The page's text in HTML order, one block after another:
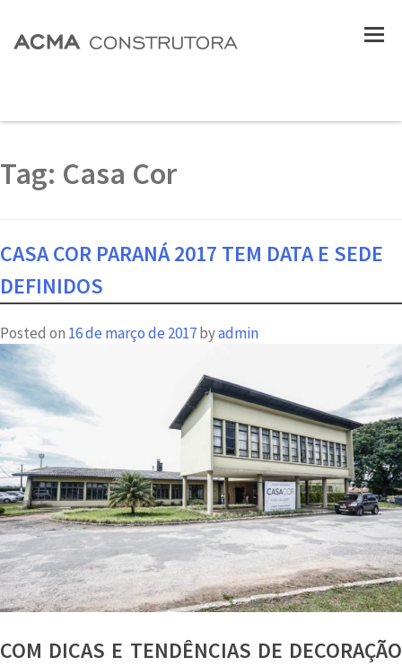
Tag: Casa Cor
CASA COR PARANÁ 2017 TEM DATA E SEDE
DEFINIDOS
Posted on 16 de março de 2017byadmin
COM DICAS E TENDÊNCIAS DE DECORAÇÃO